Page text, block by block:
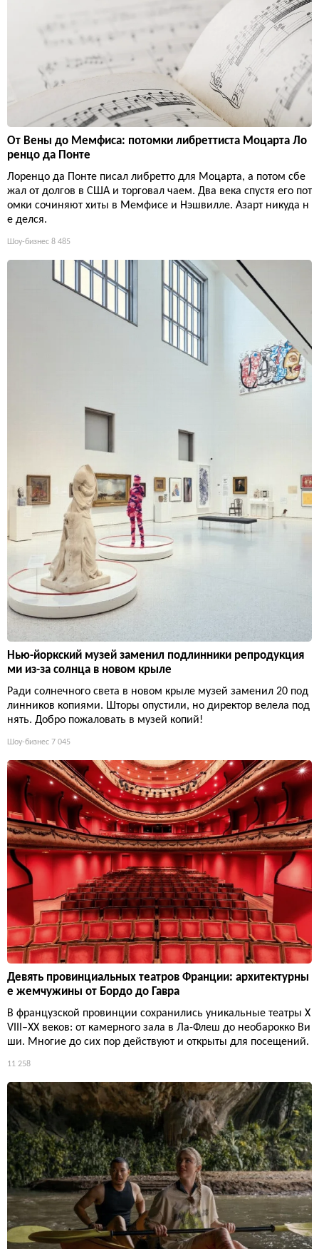
От Вены до Мемфиса: потомки либреттиста Моцарта Ло
ренцо да Понте
Лоренцо да Понте писал либретто для Моцарта, а потом сбе
жал от долгов в США и торговал чаем. Два века спустя его пот
омки сочиняют хиты в Мемфисе и Нэшвилле. Азарт никуда н
е делся.
Шоу-бизнес 8 485
Нью-йоркский музей заменил подлинники репродукция
ми из-за солнца в новом крыле
Ради солнечного света в новом крыле музей заменил 20 под
линников копиями. Шторы опустили, но директор велела под
нять. Добро пожаловать в музей копий!
Шоу-бизнес 7 045
Девять провинциальных театров Франции: архитектурны
е жемчужины от Бордо до Гавра
В французской провинции сохранились уникальные театры X
VIII–XX веков: от камерного зала в Ла-Флеш до необарокко Ви
ши. Многие до сих пор действуют и открыты для посещений.
11 258